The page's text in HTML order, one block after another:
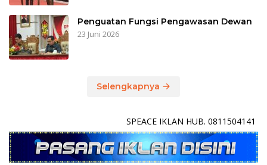
Penguatan Fungsi Pengawasan Dewan
23 Juni 2026
Selengkapnya
SPEACE IKLAN HUB. 0811504141